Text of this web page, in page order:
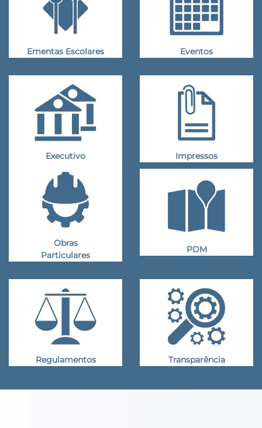
Ementas Escolares Eventos
Executivo Impressos
Obras
Particulares
PDM
Regulamentos Transparência